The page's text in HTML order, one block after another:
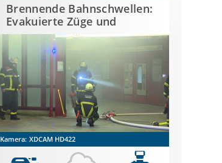
Brennende Bahnschwellen:
Evakuierte Züge und
eingestellter U2-Verkehr
Kamera: XDCAM HD422